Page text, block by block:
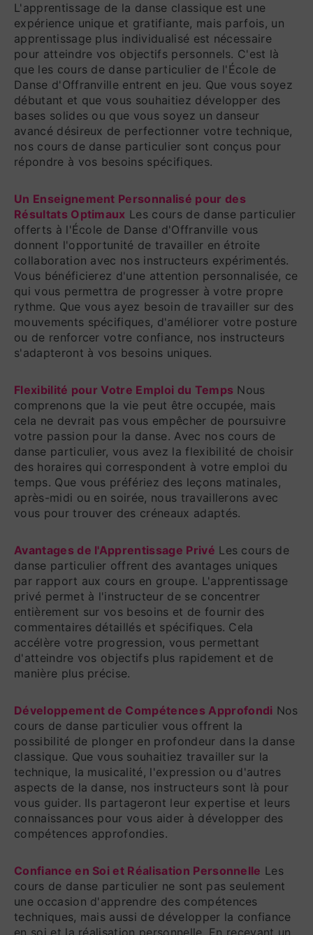
L'apprentissage de la danse classique est une
expérience unique et gratifiante, mais parfois, un
apprentissage plus individualisé est nécessaire
pour atteindre vos objectifs personnels. C'est là
que les cours de danse particulier de l'École de
Danse d'Offranville entrent en jeu. Que vous soyez
débutant et que vous souhaitiez développer des
bases solides ou que vous soyez un danseur
avancé désireux de perfectionner votre technique,
nos cours de danse particulier sont conçus pour
répondre à vos besoins spécifiques.
Un Enseignement Personnalisé pour des
Résultats Optimaux Les cours de danse particulier
offerts à l'École de Danse d'Offranville vous
donnent l'opportunité de travailler en étroite
collaboration avec nos instructeurs expérimentés.
Vous bénéficierez d'une attention personnalisée, ce
qui vous permettra de progresser à votre propre
rythme. Que vous ayez besoin de travailler sur des
mouvements spécifiques, d'améliorer votre posture
ou de renforcer votre confiance, nos instructeurs
s'adapteront à vos besoins uniques.
Flexibilité pour Votre Emploi du Temps Nous
comprenons que la vie peut être occupée, mais
cela ne devrait pas vous empêcher de poursuivre
votre passion pour la danse. Avec nos cours de
danse particulier, vous avez la flexibilité de choisir
des horaires qui correspondent à votre emploi du
temps. Que vous préfériez des leçons matinales,
après-midi ou en soirée, nous travaillerons avec
vous pour trouver des créneaux adaptés.
Avantages de l'Apprentissage Privé Les cours de
danse particulier offrent des avantages uniques
par rapport aux cours en groupe. L'apprentissage
privé permet à l'instructeur de se concentrer
entièrement sur vos besoins et de fournir des
commentaires détaillés et spécifiques. Cela
accélère votre progression, vous permettant
d'atteindre vos objectifs plus rapidement et de
manière plus précise.
Développement de Compétences Approfondi Nos
cours de danse particulier vous offrent la
possibilité de plonger en profondeur dans la danse
classique. Que vous souhaitiez travailler sur la
technique, la musicalité, l'expression ou d'autres
aspects de la danse, nos instructeurs sont là pour
vous guider. Ils partageront leur expertise et leurs
connaissances pour vous aider à développer des
compétences approfondies.
Confiance en Soi et Réalisation Personnelle Les
cours de danse particulier ne sont pas seulement
une occasion d'apprendre des compétences
techniques, mais aussi de développer la confiance